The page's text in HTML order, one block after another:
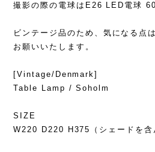
撮影の際の電球はE26 LED電球
ビンテージ品のため、気になる点
お願いいたします。
[Vintage/Denmark]
Table Lamp / Soholm
SIZE
W220 D220 H375（シェードを含